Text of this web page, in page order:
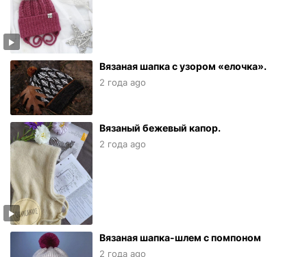
Вязаная шапка с узором «елочка».
2 года ago
Вязаный бежевый капор.
2 года ago
Вязаная шапка-шлем с помпоном
2 года ago